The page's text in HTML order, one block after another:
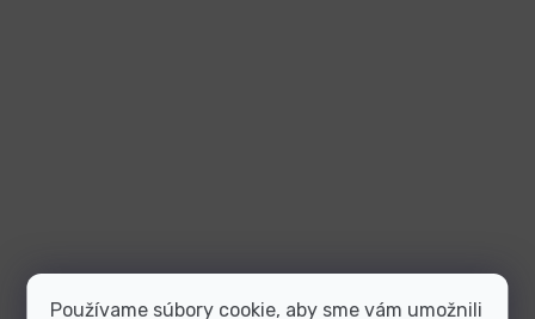
Používame súbory cookie, aby sme vám umožnili